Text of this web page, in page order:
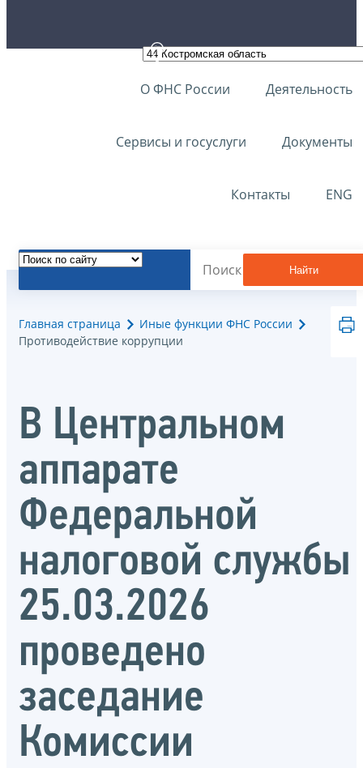
О ФНС России Деятельность
Сервисы и госуслуги Документы
Контакты ENG
Найти
Главная страница
Иные функции ФНС России
Противодействие коррупции
В Центральном
аппарате
Федеральной
налоговой службы
25.03.2026
проведено
заседание
Комиссии